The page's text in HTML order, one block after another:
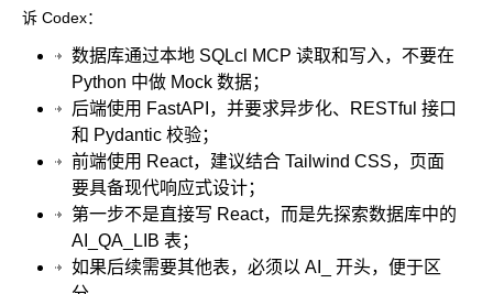
诉 Codex：
数据库通过本地 SQLcl MCP 读取和写入，不要在
Python 中做 Mock 数据；
后端使用 FastAPI，并要求异步化、RESTful 接口
和 Pydantic 校验；
前端使用 React，建议结合 Tailwind CSS，页面
要具备现代响应式设计；
第一步不是直接写 React，而是先探索数据库中的
AI_QA_LIB 表；
如果后续需要其他表，必须以 AI_
开头，便于区